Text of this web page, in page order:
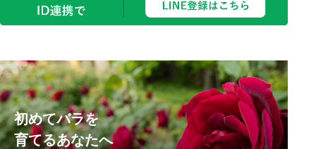
初めてバラを
育てるあなたへ